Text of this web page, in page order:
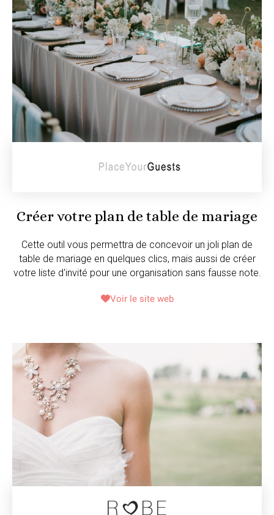
Créer votre plan de table de mariage
Cette outil vous permettra de concevoir un joli plan de
table de mariage en quelques clics, mais aussi de créer
votre liste d'invité pour une organisation sans fausse note.
Voir le site web